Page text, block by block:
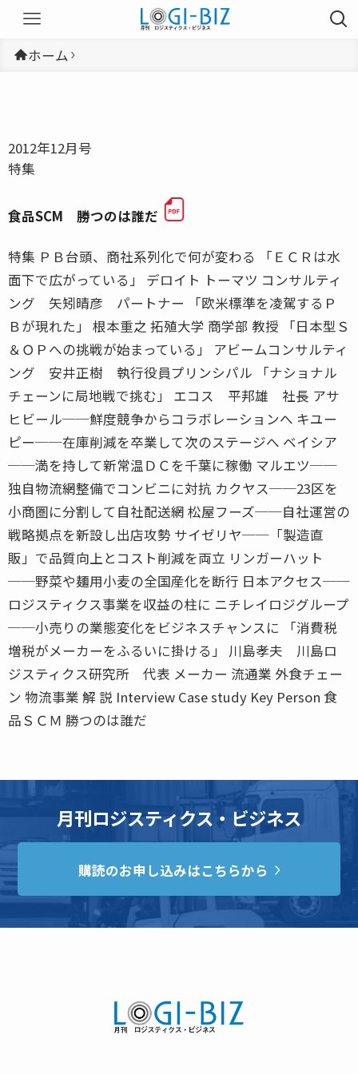
ホーム
2012年12月号
特集
食品SCM 勝つのは誰だ
特集 ＰＢ台頭、商社系列化で何が変わる 「ＥＣＲは水
面下で広がっている」 デロイト トーマツ コンサルティ
ング 矢矧晴彦 パートナー 「欧米標準を凌駕するＰ
Ｂが現れた」 根本重之 拓殖大学 商学部 教授 「日本型Ｓ
＆ＯＰへの挑戦が始まっている」 アビームコンサルティ
ング 安井正樹 執行役員プリンシパル 「ナショナル
チェーンに局地戦で挑む」 エコス 平邦雄 社長 アサ
ヒビール──鮮度競争からコラボレーションへ キユー
ピー──在庫削減を卒業して次のステージへ ベイシア
──満を持して新常温ＤＣを千葉に稼働 マルエツ──
独自物流網整備でコンビニに対抗 カクヤス──23区を
小商圏に分割して自社配送網 松屋フーズ──自社運営の
戦略拠点を新設し出店攻勢 サイゼリヤ──「製造直
販」で品質向上とコスト削減を両立 リンガーハット
──野菜や麺用小麦の全国産化を断行 日本アクセス──
ロジスティクス事業を収益の柱に ニチレイロジグループ
──小売りの業態変化をビジネスチャンスに 「消費税
増税がメーカーをふるいに掛ける」 川島孝夫 川島ロ
ジスティクス研究所 代表 メーカー 流通業 外食チェー
ン 物流事業 解 説 Interview Case study Key Person 食
品ＳＣＭ 勝つのは誰だ
月刊ロジスティクス・ビジネス
購読のお申し込みはこちらから